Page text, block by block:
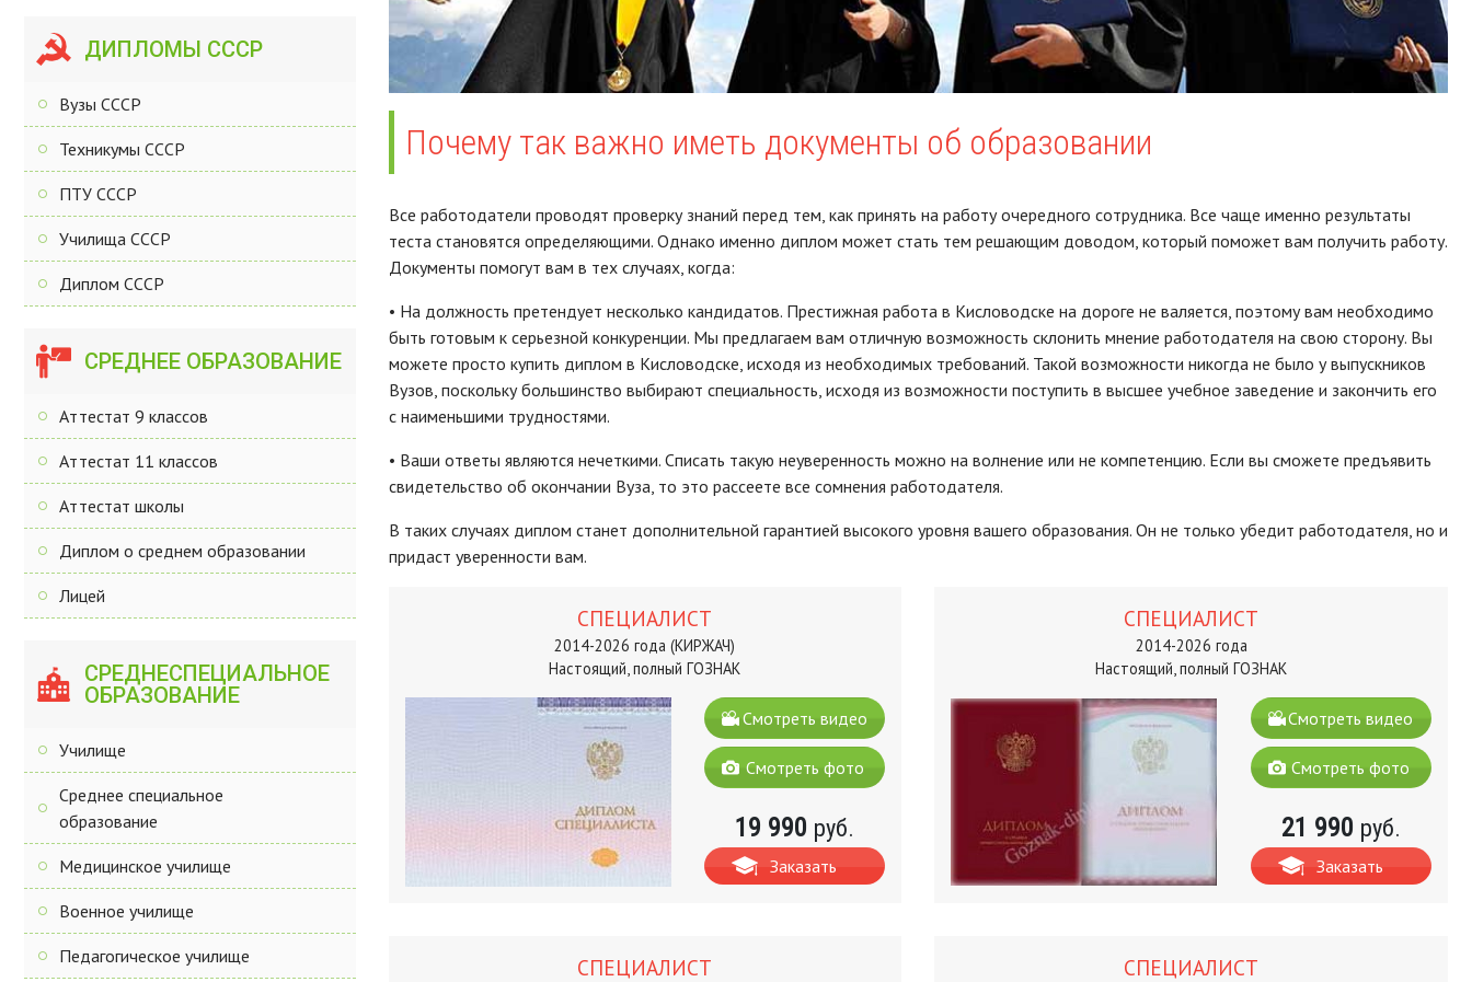
ДИПЛОМЫ СССР
Вузы СССР
Техникумы СССР
ПТУ СССР
Училища СССР
Диплом СССР
СРЕДНЕЕ ОБРАЗОВАНИЕ
Аттестат 9 классов
Аттестат 11 классов
Аттестат школы
Диплом о среднем образовании
Лицей
СРЕДНЕСПЕЦИАЛЬНОЕ
ОБРАЗОВАНИЕ
Училище
Среднее специальное
образование
Медицинское училище
Военное училище
Педагогическое училище
Почему так важно иметь документы об образовании
Все работодатели проводят проверку знаний перед тем, как принять на работу очередного сотрудника. Все чаще именно результаты
теста становятся определяющими. Однако именно диплом может стать тем решающим доводом, который поможет вам получить работу.
Документы помогут вам в тех случаях, когда:
• На должность претендует несколько кандидатов. Престижная работа в Кисловодске на дороге не валяется, поэтому вам необходимо
быть готовым к серьезной конкуренции. Мы предлагаем вам отличную возможность склонить мнение работодателя на свою сторону. Вы
можете просто купить диплом в Кисловодске, исходя из необходимых требований. Такой возможности никогда не было у выпускников
Вузов, поскольку большинство выбирают специальность, исходя из возможности поступить в высшее учебное заведение и закончить его
с наименьшими трудностями.
• Ваши ответы являются нечеткими. Списать такую неуверенность можно на волнение или не компетенцию. Если вы сможете предъявить
свидетельство об окончании Вуза, то это рассеете все сомнения работодателя.
В таких случаях диплом станет дополнительной гарантией высокого уровня вашего образования. Он не только убедит работодателя, но и
придаст уверенности вам.
СПЕЦИАЛИСТ
2014-2026 года (КИРЖАЧ)
Настоящий, полный ГОЗНАК
Смотреть видео
Смотреть фото
19 990 руб.
Заказать
СПЕЦИАЛИСТ
2014-2026 года
Настоящий, полный ГОЗНАК
Смотреть видео
Смотреть фото
21 990 руб.
Заказать
СПЕЦИАЛИСТ СПЕЦИАЛИСТ